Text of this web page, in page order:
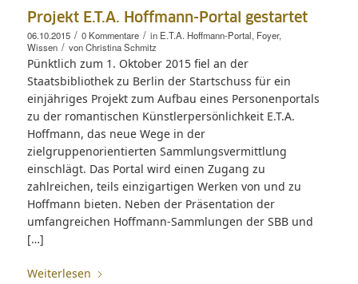
Projekt E.T.A. Hoffmann-Portal gestartet
06.10.2015 / 0 Kommentare / in E.T.A. Hoffmann-Portal, Foyer,
Wissen / vonChristina Schmitz
Pünktlich zum 1. Oktober 2015 fiel an der
Staatsbibliothek zu Berlin der Startschuss für ein
einjähriges Projekt zum Aufbau eines Personenportals
zu der romantischen Künstlerpersönlichkeit E.T.A.
Hoffmann, das neue Wege in der
zielgruppenorientierten Sammlungsvermittlung
einschlägt. Das Portal wird einen Zugang zu
zahlreichen, teils einzigartigen Werken von und zu
Hoffmann bieten. Neben der Präsentation der
umfangreichen Hoffmann-Sammlungen der SBB und
[…]
Weiterlesen